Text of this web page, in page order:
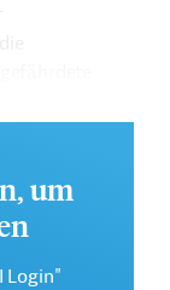
von Juni 2023
um
Login"